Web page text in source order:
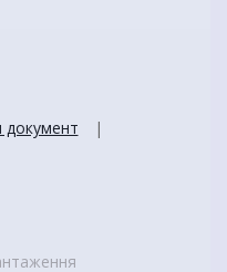
документ |